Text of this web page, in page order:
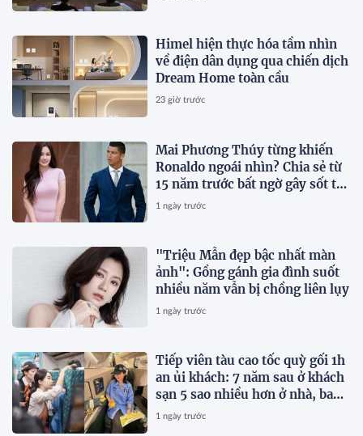
Himel hiện thực hóa tầm nhìn
về điện dân dụng qua chiến dịch
Dream Home toàn cầu
23 giờ trước
Mai Phương Thúy từng khiến
Ronaldo ngoái nhìn? Chia sẻ từ
15 năm trước bất ngờ gây sốt trở
lại
1 ngày trước
"Triệu Mẫn đẹp bậc nhất màn
ảnh": Gồng gánh gia đình suốt
nhiều năm vẫn bị chồng liên lụy
1 ngày trước
Tiếp viên tàu cao tốc quỳ gối 1h
an ủi khách: 7 năm sau ở khách
sạn 5 sao nhiều hơn ở nhà, bay
hạng thương gia
1 ngày trước